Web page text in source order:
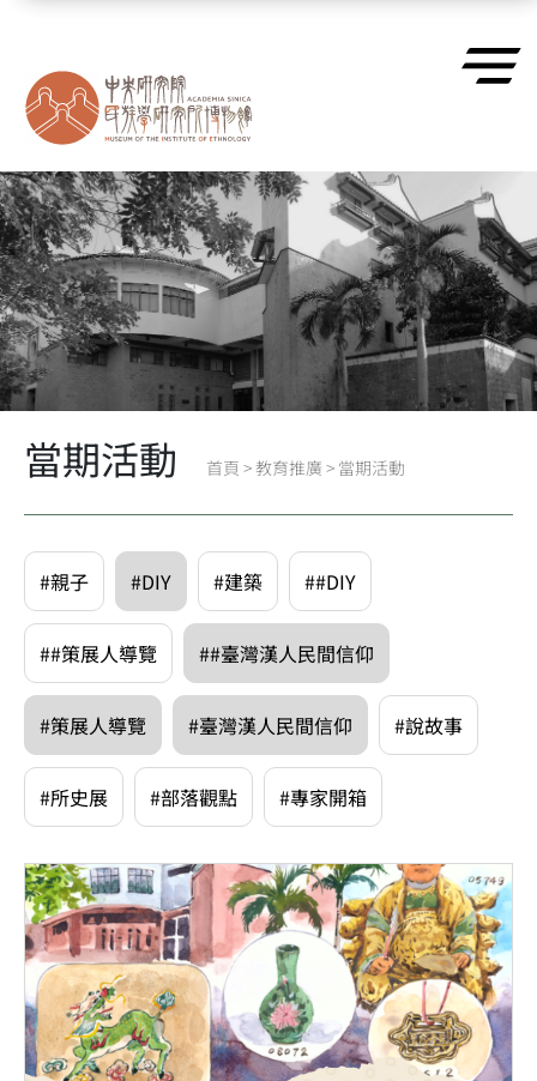
當期活動 首頁 >教育推廣 > 當期活動
#親子 #DIY #建築 ##DIY
##策展人導覽 ##臺灣漢人民間信仰
#策展人導覽 #臺灣漢人民間信仰 #說故事
#所史展 #部落觀點 #專家開箱